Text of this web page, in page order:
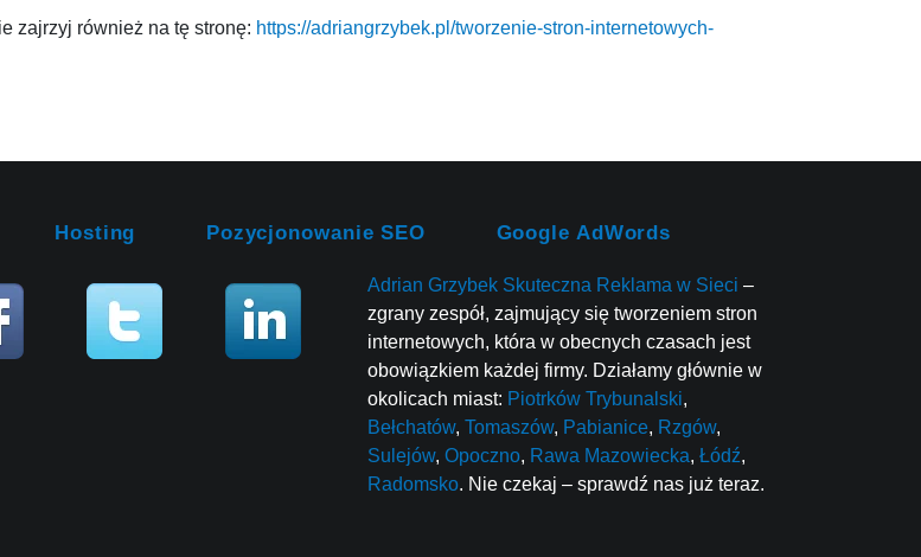
zajrzyj również na tę stronę: https://adriangrzybek.pl/tworzenie-stron-internetowych-
Hosting Pozycjonowanie SEO Google AdWords
Adrian Grzybek Skuteczna Reklama w Sieci –
zgrany zespół, zajmujący się tworzeniem stron
internetowych, która w obecnych czasach jest
obowiązkiem każdej firmy. Działamy głównie w
okolicach miast: Piotrków Trybunalski,
Bełchatów, Tomaszów, Pabianice, Rzgów,
Sulejów, Opoczno, Rawa Mazowiecka, Łódź,
Radomsko. Nie czekaj – sprawdź nas już teraz.